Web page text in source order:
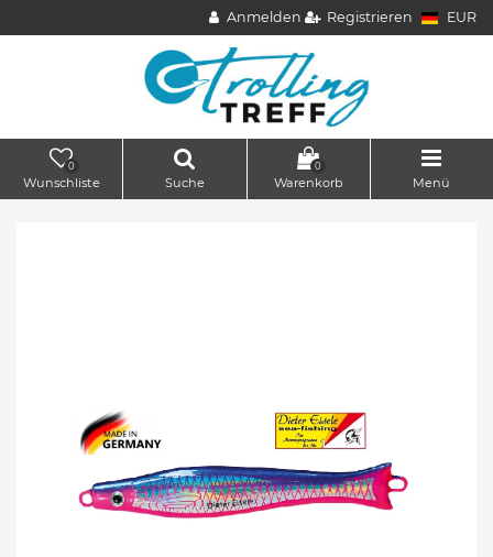
Anmelden Registrieren EUR
0
Wunschliste Suche
0
Warenkorb Menü